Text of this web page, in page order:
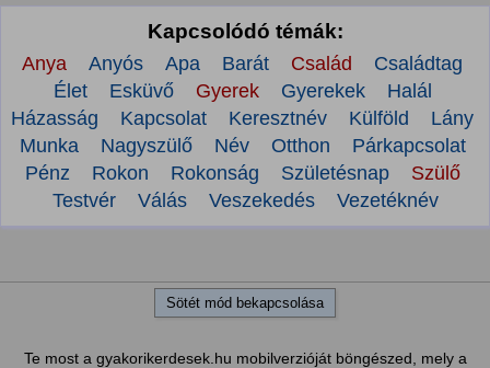
Kapcsolódó témák:
Anya Anyós Apa Barát Család
Családtag
Élet
Esküvő Gyerek Gyerekek
Halál
Házasság
Kapcsolat Keresztnév Külföld
Lány
Munka
Nagyszülő Név Otthon
Párkapcsolat
Pénz
Rokon Rokonság Születésnap
Szülő
Testvér
Válás Veszekedés Vezetéknév
Sötét mód bekapcsolása
Te most a gyakorikerdesek.hu mobilverzióját böngészed, mely a